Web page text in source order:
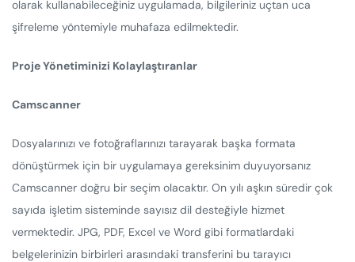
olarak kullanabileceğiniz uygulamada, bilgileriniz uçtan uca
şifreleme yöntemiyle muhafaza edilmektedir.
Proje Yönetiminizi Kolaylaştıranlar
Camscanner
Dosyalarınızı ve fotoğraflarınızı tarayarak başka formata
dönüştürmek için bir uygulamaya gereksinim duyuyorsanız
Camscanner doğru bir seçim olacaktır. On yılı aşkın süredir çok
sayıda işletim sisteminde sayısız dil desteğiyle hizmet
vermektedir. JPG, PDF, Excel ve Word gibi formatlardaki
belgelerinizin birbirleri arasındaki transferini bu tarayıcı